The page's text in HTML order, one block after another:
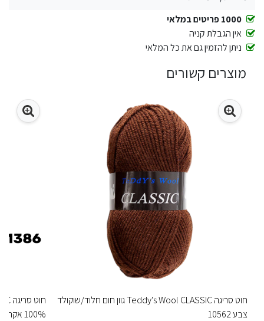
1000 פריטים במלאי
אין הגבלת קניה
ניתן להזמין גם את כל המלאי
מוצרים קשורים
חוט סריגה Teddy's Wool CLASSIC גוון חום חלוד/שוקולד
צבע 10562
100% אקרילן פרימיום